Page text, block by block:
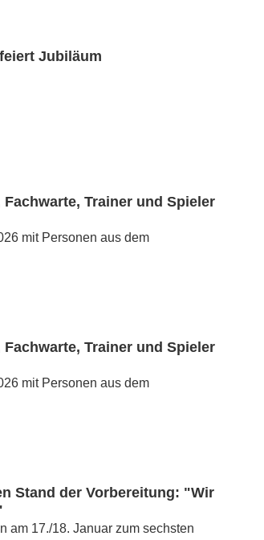
Jubiläum
Trainer und Spieler
mit Personen aus dem
Trainer und Spieler
mit Personen aus dem
Stand der Vorbereitung: "Wir
am 17./18. Januar zum sechsten